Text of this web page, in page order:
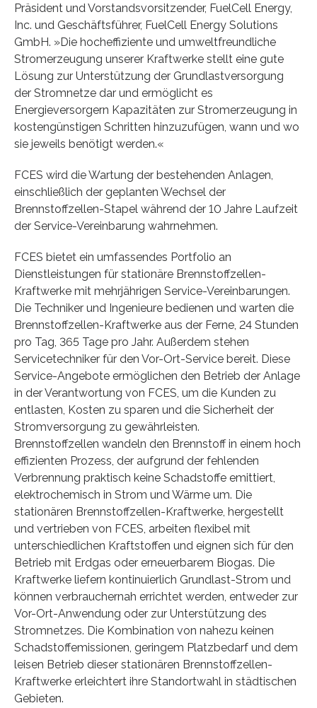
Präsident und Vorstandsvorsitzender, FuelCell Energy,
Inc. und Geschäftsführer, FuelCell Energy Solutions
GmbH. »Die hocheffiziente und umweltfreundliche
Stromerzeugung unserer Kraftwerke stellt eine gute
Lösung zur Unterstützung der Grundlastversorgung
der Stromnetze dar und ermöglicht es
Energieversorgern Kapazitäten zur Stromerzeugung in
kostengünstigen Schritten hinzuzufügen, wann und wo
sie jeweils benötigt werden.«
FCES wird die Wartung der bestehenden Anlagen,
einschließlich der geplanten Wechsel der
Brennstoffzellen-Stapel während der 10 Jahre Laufzeit
der Service-Vereinbarung wahrnehmen.
FCES bietet ein umfassendes Portfolio an
Dienstleistungen für stationäre Brennstoffzellen-
Kraftwerke mit mehrjährigen Service-Vereinbarungen.
Die Techniker und Ingenieure bedienen und warten die
Brennstoffzellen-Kraftwerke aus der Ferne, 24 Stunden
pro Tag, 365 Tage pro Jahr. Außerdem stehen
Servicetechniker für den Vor-Ort-Service bereit. Diese
Service-Angebote ermöglichen den Betrieb der Anlage
in der Verantwortung von FCES, um die Kunden zu
entlasten, Kosten zu sparen und die Sicherheit der
Stromversorgung zu gewährleisten.
Brennstoffzellen wandeln den Brennstoff in einem hoch
effizienten Prozess, der aufgrund der fehlenden
Verbrennung praktisch keine Schadstoffe emittiert,
elektrochemisch in Strom und Wärme um. Die
stationären Brennstoffzellen-Kraftwerke, hergestellt
und vertrieben von FCES, arbeiten flexibel mit
unterschiedlichen Kraftstoffen und eignen sich für den
Betrieb mit Erdgas oder erneuerbarem Biogas. Die
Kraftwerke liefern kontinuierlich Grundlast-Strom und
können verbrauchernah errichtet werden, entweder zur
Vor-Ort-Anwendung oder zur Unterstützung des
Stromnetzes. Die Kombination von nahezu keinen
Schadstoffemissionen, geringem Platzbedarf und dem
leisen Betrieb dieser stationären Brennstoffzellen-
Kraftwerke erleichtert ihre Standortwahl in städtischen
Gebieten.